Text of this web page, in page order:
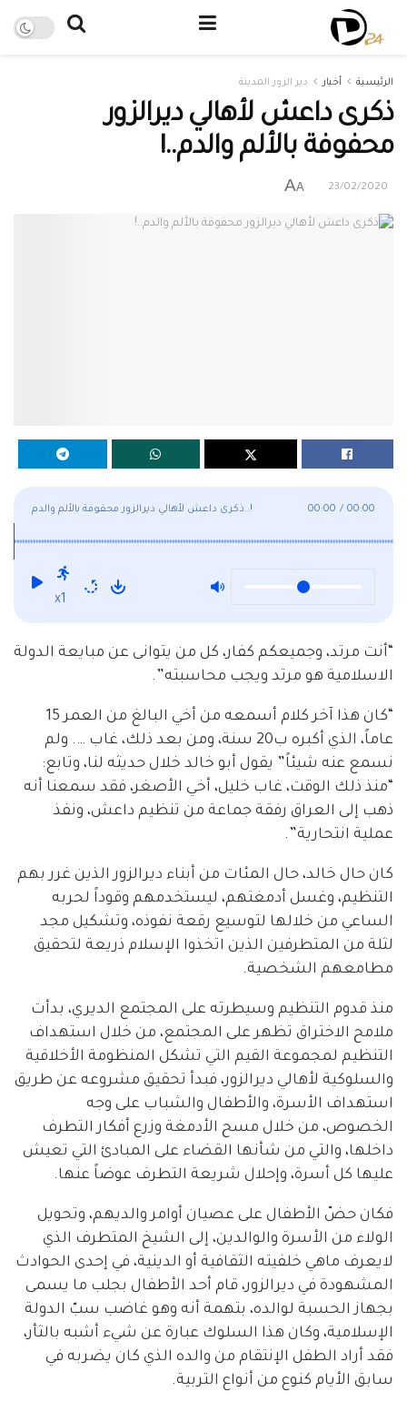
الرئيسية أخبار دير الزور المدينة
ذكرى داعش لأهالي ديرالزور
محفوفة بالألم والدم..!
23/02/2020
A
A
ذكرى داعش لأهالي ديرالزور محفوفة بالألم والدم..! 00:00 / 00:00
x1
“أنت مرتد، وجميعكم كفار، كل من يتوانى عن مبايعة الدولة
الاسلامية هو مرتد ويجب محاسبته”.
“كان هذا آخر كلام أسمعه من أخي البالغ من العمر 15
عاماً، الذي أكبره ب20 سنة، ومن بعد ذلك، غاب …. ولم
نسمع عنه شيئاً” يقول أبو خالد خلال حديثه لنا، وتابع:
“منذ ذلك الوقت، غاب خليل، أخي الأصغر، فقد سمعنا أنه
ذهب إلى العراق رفقة جماعة من تنظيم داعش، ونفذ
عملية انتحارية”.
كان حال خالد، حال المئات من أبناء ديرالزور الذين غرر بهم
التنظيم، وغسل أدمغتهم، ليستخدمهم وقوداً لحربه
الساعي من خلالها لتوسيع رقعة نفوذه، وتشكيل مجد
لثلة من المتطرفين الذين اتخذوا الإسلام ذريعة لتحقيق
مطامعهم الشخصية.
منذ قدوم التنظيم وسيطرته على المجتمع الديري، بدأت
ملامح الاختراق تظهر على المجتمع، من خلال استهداف
التنظيم لمجموعة القيم التي تشكل المنظومة الأخلاقية
والسلوكية لأهالي ديرالزور، فبدأ تحقيق مشروعه عن طريق
استهداف الأسرة، والأطفال والشباب على وجه
الخصوص، من خلال مسح الأدمغة وزرع أفكار التطرف
داخلها، والتي من شأنها القضاء على المبادئ التي تعيش
عليها كل أسرة، وإحلال شريعة التطرف عوضاً عنها.
فكان حضّ الأطفال على عصيان أوامر والديهم، وتحويل
الولاء من الأسرة والوالدين، إلى الشيخ المتطرف الذي
لايعرف ماهي خلفيته الثقافية أو الدينية، في إحدى الحوادث
المشهودة في ديرالزور، قام أحد الأطفال بجلب ما يسمى
بجهاز الحسبة لوالده، بتهمة أنه وهو غاضب سبّ الدولة
الإسلامية، وكان هذا السلوك عبارة عن شيء أشبه بالثأر،
فقد أراد الطفل الإنتقام من والده الذي كان يضربه في
سابق الأيام كنوع من أنواع التربية.